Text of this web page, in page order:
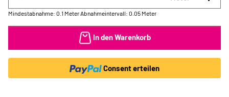
Mindestabnahme: 0.1 Meter Abnahmeintervall: 0.05 Meter
In den Warenkorb
Consent erteilen